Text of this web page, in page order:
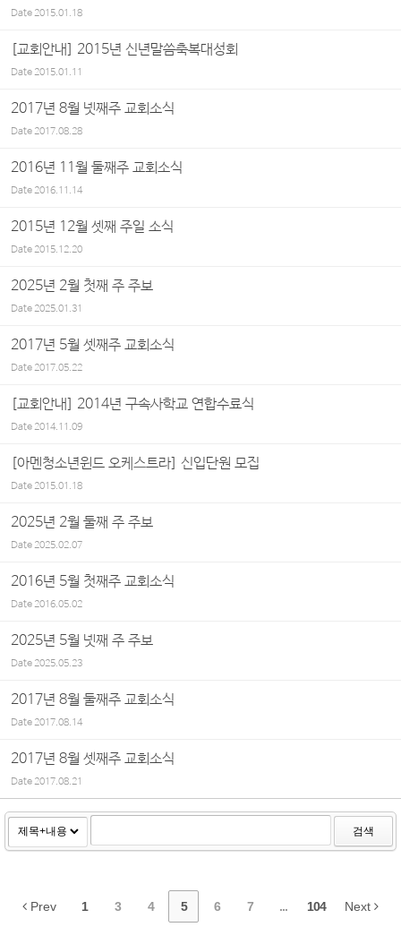
Date2015.01.18
[교회안내] 2015년 신년말씀축복대성회
Date2015.01.11
2017년 8월 넷째주 교회소식
Date2017.08.28
2016년 11월 둘째주 교회소식
Date2016.11.14
2015년 12월 셋째 주일 소식
Date2015.12.20
2025년 2월 첫째 주 주보
Date2025.01.31
2017년 5월 셋째주 교회소식
Date2017.05.22
[교회안내] 2014년 구속사학교 연합수료식
Date2014.11.09
[아멘청소년윈드 오케스트라] 신입단원 모집
Date2015.01.18
2025년 2월 둘째 주 주보
Date2025.02.07
2016년 5월 첫째주 교회소식
Date2016.05.02
2025년 5월 넷째 주 주보
Date2025.05.23
2017년 8월 둘째주 교회소식
Date2017.08.14
2017년 8월 셋째주 교회소식
Date2017.08.21
검색
Prev 1 3 4 5 6 7 ... 104 Next